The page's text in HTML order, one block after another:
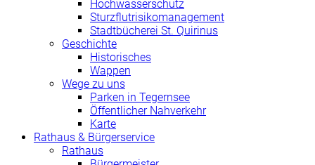
Hochwasserschutz
Sturzflutrisikomanagement
Stadtbücherei St. Quirinus
Geschichte
Historisches
Wappen
Wege zu uns
Parken in Tegernsee
Öffentlicher Nahverkehr
Karte
Rathaus & Bürgerservice
Rathaus